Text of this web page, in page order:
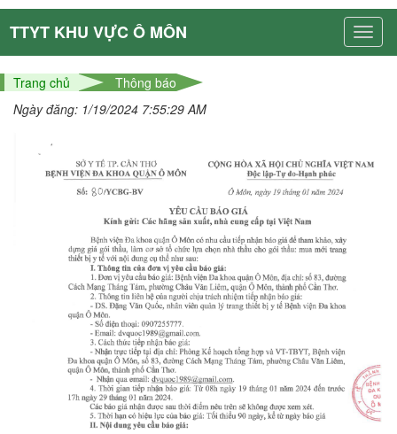
TTYT KHU VỰC Ô MÔN
Trang chủ
Thông báo
Ngày đăng: 1/19/2024 7:55:29 AM